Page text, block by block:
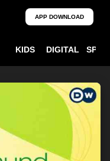
APP DOWNLOAD
KIDS DIGITAL